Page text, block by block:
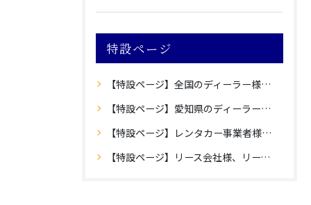
特設ページ
【特設ページ】全国のディーラー様向け愛知県内登録のご案内
【特設ページ】愛知県のディーラー様向け愛知県外登録のご案内
【特設ページ】レンタカー事業者様向け愛知県内登録のご案内
【特設ページ】リース会社様、リース車保有法人様向け自動車登録のご案内